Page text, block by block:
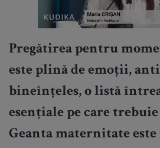
Pregătirea pentru
este plină de emoții,
bineînțeles, o listă
esențiale pe care
Geanta maternitate